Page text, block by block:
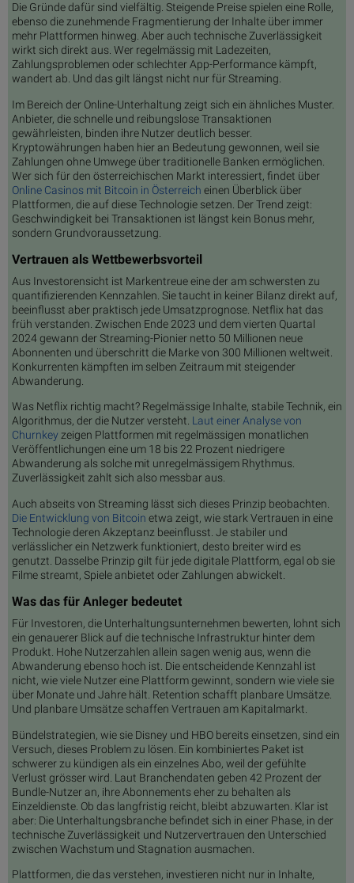
Die Gründe dafür sind vielfältig. Steigende Preise spielen eine Rolle,
ebenso die zunehmende Fragmentierung der Inhalte über immer
mehr Plattformen hinweg. Aber auch technische Zuverlässigkeit
wirkt sich direkt aus. Wer regelmässig mit Ladezeiten,
Zahlungsproblemen oder schlechter App-Performance kämpft,
wandert ab. Und das gilt längst nicht nur für Streaming.
Im Bereich der Online-Unterhaltung zeigt sich ein ähnliches Muster.
Anbieter, die schnelle und reibungslose Transaktionen
gewährleisten, binden ihre Nutzer deutlich besser.
Kryptowährungen haben hier an Bedeutung gewonnen, weil sie
Zahlungen ohne Umwege über traditionelle Banken ermöglichen.
Wer sich für den österreichischen Markt interessiert, findet über
Online Casinos mit Bitcoin in Österreich einen Überblick über
Plattformen, die auf diese Technologie setzen. Der Trend zeigt:
Geschwindigkeit bei Transaktionen ist längst kein Bonus mehr,
sondern Grundvoraussetzung.
Vertrauen als Wettbewerbsvorteil
Aus Investorensicht ist Markentreue eine der am schwersten zu
quantifizierenden Kennzahlen. Sie taucht in keiner Bilanz direkt auf,
beeinflusst aber praktisch jede Umsatzprognose. Netflix hat das
früh verstanden. Zwischen Ende 2023 und dem vierten Quartal
2024 gewann der Streaming-Pionier netto 50 Millionen neue
Abonnenten und überschritt die Marke von 300 Millionen weltweit.
Konkurrenten kämpften im selben Zeitraum mit steigender
Abwanderung.
Was Netflix richtig macht? Regelmässige Inhalte, stabile Technik, ein
Algorithmus, der die Nutzer versteht. Laut einer Analyse von
Churnkey zeigen Plattformen mit regelmässigen monatlichen
Veröffentlichungen eine um 18 bis 22 Prozent niedrigere
Abwanderung als solche mit unregelmässigem Rhythmus.
Zuverlässigkeit zahlt sich also messbar aus.
Auch abseits von Streaming lässt sich dieses Prinzip beobachten.
Die Entwicklung von Bitcoin etwa zeigt, wie stark Vertrauen in eine
Technologie deren Akzeptanz beeinflusst. Je stabiler und
verlässlicher ein Netzwerk funktioniert, desto breiter wird es
genutzt. Dasselbe Prinzip gilt für jede digitale Plattform, egal ob sie
Filme streamt, Spiele anbietet oder Zahlungen abwickelt.
Was das für Anleger bedeutet
Für Investoren, die Unterhaltungsunternehmen bewerten, lohnt sich
ein genauerer Blick auf die technische Infrastruktur hinter dem
Produkt. Hohe Nutzerzahlen allein sagen wenig aus, wenn die
Abwanderung ebenso hoch ist. Die entscheidende Kennzahl ist
nicht, wie viele Nutzer eine Plattform gewinnt, sondern wie viele sie
über Monate und Jahre hält. Retention schafft planbare Umsätze.
Und planbare Umsätze schaffen Vertrauen am Kapitalmarkt.
Bündelstrategien, wie sie Disney und HBO bereits einsetzen, sind ein
Versuch, dieses Problem zu lösen. Ein kombiniertes Paket ist
schwerer zu kündigen als ein einzelnes Abo, weil der gefühlte
Verlust grösser wird. Laut Branchendaten geben 42 Prozent der
Bundle-Nutzer an, ihre Abonnements eher zu behalten als
Einzeldienste. Ob das langfristig reicht, bleibt abzuwarten. Klar ist
aber: Die Unterhaltungsbranche befindet sich in einer Phase, in der
technische Zuverlässigkeit und Nutzervertrauen den Unterschied
zwischen Wachstum und Stagnation ausmachen.
Plattformen, die das verstehen, investieren nicht nur in Inhalte,